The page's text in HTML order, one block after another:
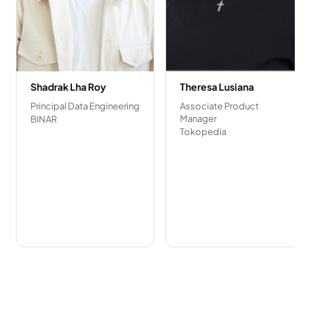
Shadrak Lha Roy
Principal Data Engineering
BINAR
Theresa Lusiana
Associate Product
Manager
Tokopedia